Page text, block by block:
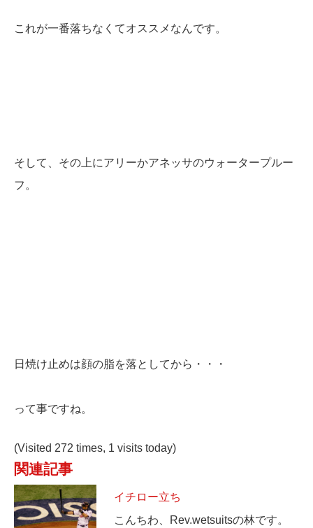
これが一番落ちなくてオススメなんです。
そして、その上にアリーかアネッサのウォータープルー
フ。
日焼け止めは顔の脂を落としてから・・・
って事ですね。
(Visited 272 times, 1 visits today)
関連記事
イチロー立ち
こんちわ、Rev.wetsuitsの林です。